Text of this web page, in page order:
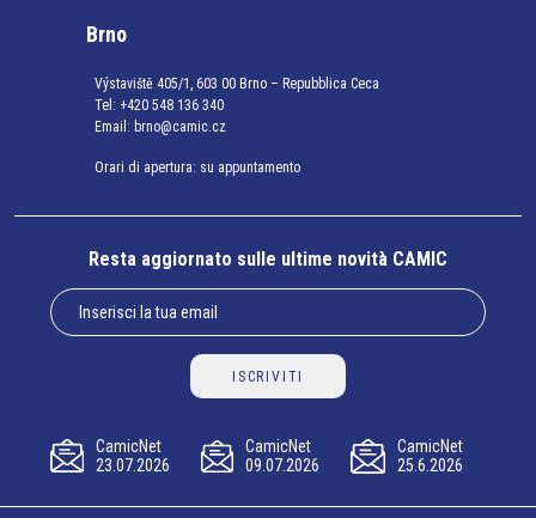
Brno
Výstaviště 405/1, 603 00 Brno – Repubblica Ceca
Tel: +420 548 136 340
Email: brno@camic.cz
Orari di apertura: su appuntamento
Resta aggiornato sulle ultime novità CAMIC
ISCRIVITI
CamicNet
23.07.2026
CamicNet
09.07.2026
CamicNet
25.6.2026